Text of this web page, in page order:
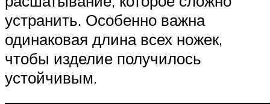
устранить. Особенно важна
одинаковая длина всех ножек,
чтобы изделие получилось
устойчивым.